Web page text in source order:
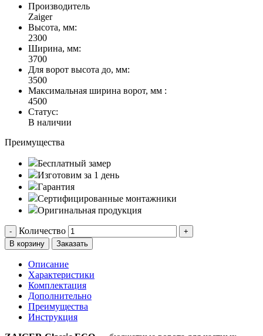
Производитель
Zaiger
Высота, мм:
2300
Ширина, мм:
3700
Для ворот высота до, мм:
3500
Максимальная ширина ворот, мм :
4500
Статус:
В наличии
Преимущества
Бесплатный замер
Изготовим за 1 день
Гарантия
Сертифицированные монтажники
Оригинальная продукция
- Количество
+
В корзину
Заказать
Описание
Характеристики
Комплектация
Дополнительно
Преимущества
Инструкция